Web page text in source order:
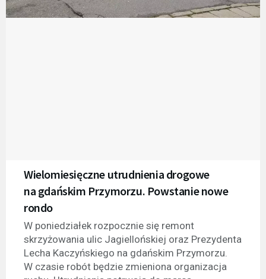
Wielomiesięczne utrudnienia drogowe
na gdańskim Przymorzu. Powstanie nowe
rondo
W poniedziałek rozpocznie się remont
skrzyżowania ulic Jagiellońskiej oraz Prezydenta
Lecha Kaczyńskiego na gdańskim Przymorzu.
W czasie robót będzie zmieniona organizacja